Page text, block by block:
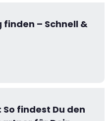
finden – Schnell &
findest Du den